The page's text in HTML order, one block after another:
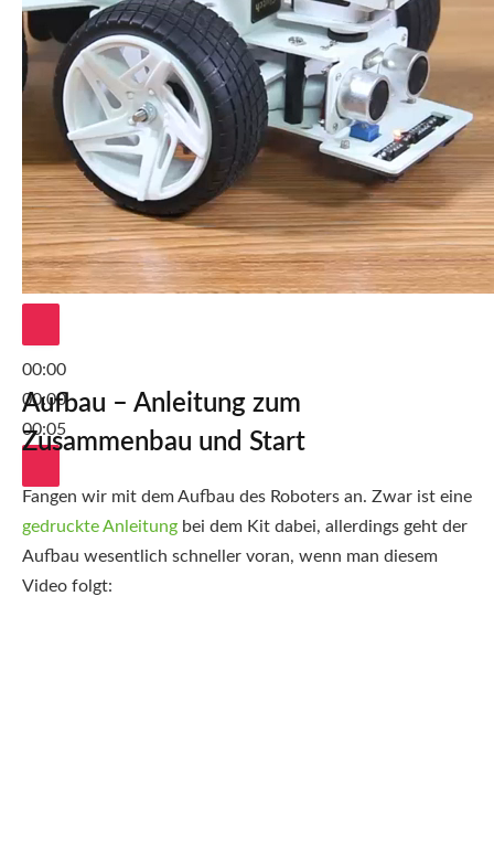
00:00
00:00
00:05
Aufbau – Anleitung zum
Zusammenbau und Start
Fangen wir mit dem Aufbau des Roboters an. Zwar ist eine
gedruckte Anleitung bei dem Kit dabei, allerdings geht der
Aufbau wesentlich schneller voran, wenn man diesem
Video folgt: